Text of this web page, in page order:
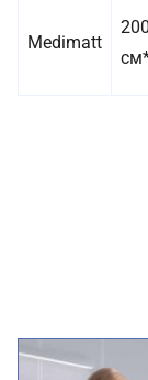
Medimatt